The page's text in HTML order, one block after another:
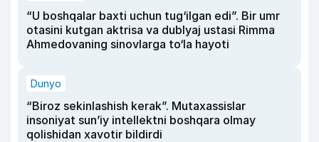
“U boshqalar baxti uchun tug‘ilgan edi”. Bir umr
otasini kutgan aktrisa va dublyaj ustasi Rimma
Ahmedovaning sinovlarga to‘la hayoti
Dunyo
“Biroz sekinlashish kerak”. Mutaxassislar
insoniyat sun’iy intellektni boshqara olmay
qolishidan xavotir bildirdi